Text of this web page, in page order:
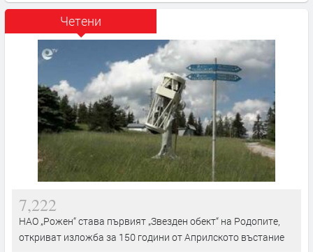
Четени
7,222
НАО „Рожен“ става първият „Звезден обект“ на Родопите,
откриват изложба за 150 години от Априлското въстание